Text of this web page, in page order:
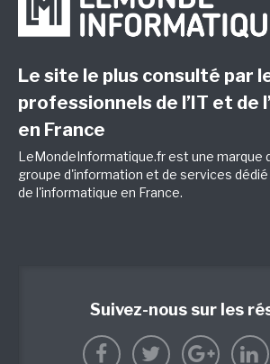
Le site le plus consulté par
professionnels de l’IT et de
en France
LeMondeInformatique.fr est une marque
groupe d'information et de services
de l'informatique en France.
Suivez-nous sur les